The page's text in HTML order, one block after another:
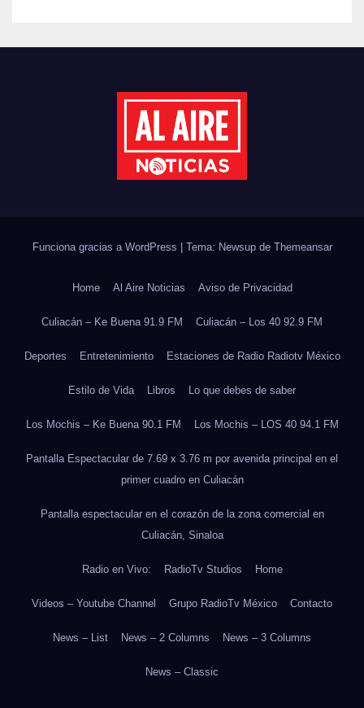
Funciona gracias a WordPress Tema: Newsup de Themeansar
Home Al Aire Noticias Aviso de Privacidad
Culiacán – Ke Buena 91.9 FM Culiacán – Los 40 92.9 FM
Deportes Entretenimiento Estaciones de Radio Radiotv México
Estilo de Vida Libros Lo que debes de saber
Los Mochis – Ke Buena 90.1 FM Los Mochis – LOS 40 94.1 FM
Pantalla Espectacular de 7.69 x 3.76 m por avenida principal en el
primer cuadro en Culiacán
Pantalla espectacular en el corazón de la zona comercial en
Culiacán, Sinaloa
Radio en Vivo: RadioTv Studios Home
Videos – Youtube Channel Grupo RadioTv México Contacto
News – List News – 2 Columns News – 3 Columns
News – Classic